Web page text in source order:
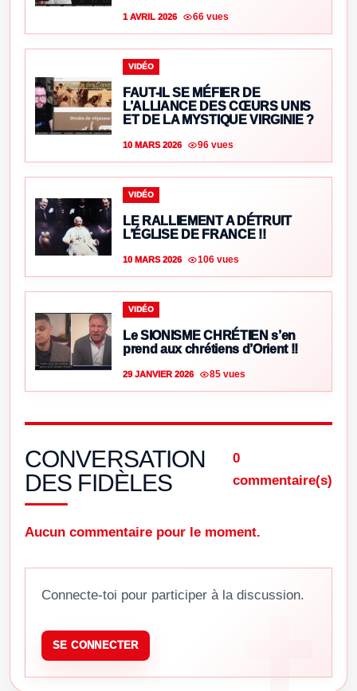
1 AVRIL 2026 66 vues
VIDÉO
FAUT-IL SE MÉFIER DE
L’ALLIANCE DES CŒURS UNIS
ET DE LA MYSTIQUE VIRGINIE ?
10 MARS 2026 96 vues
VIDÉO
LE RALLIEMENT A DÉTRUIT
L’ÉGLISE DE FRANCE !!
10 MARS 2026 106 vues
VIDÉO
Le SIONISME CHRÉTIEN s’en
prend aux chrétiens d’Orient !!
29 JANVIER 2026 85 vues
CONVERSATION
DES FIDÈLES
0
commentaire(s)
Aucun commentaire pour le moment.
Connecte-toi pour participer à la discussion.
SE CONNECTER